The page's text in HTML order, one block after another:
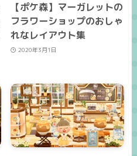
【ポケ森】マーガレットの
フラワーショップのおしゃ
れなレイアウト集
2020年3月1日